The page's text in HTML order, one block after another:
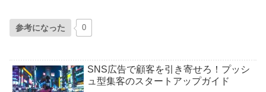
参考になった 0
SNS広告で顧客を引き寄せろ！プッシ
ュ型集客のスタートアップガイド